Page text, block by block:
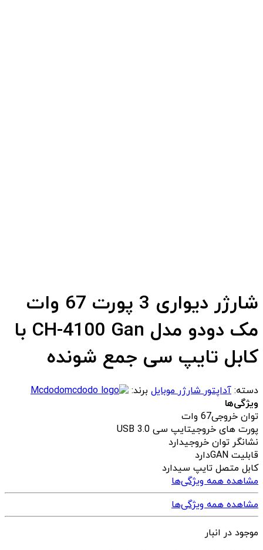
شارژر دیواری 3 پورت 67 وات
مک دودو مدل CH-4100 Gan با
کابل تایپ سی جمع شونده
دسته: آداپتور شارژر موبایل برند:
Mcdodo
ویژگی‌ها
توان خروجی67 وات
پورت های خروجیتایپ سی USB 3.0
نشانگر توان خروجیدارد
قابلیت GAN
دارد
کابل متصل تایپ سیدارد
مشاهده همه ویژگی‌ها
مشاهده همه ویژگی‌ها
موجود در انبار